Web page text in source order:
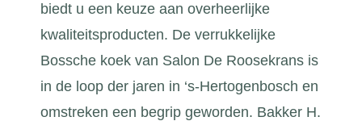
biedt u een keuze aan overheerlijke
kwaliteitsproducten. De verrukkelijke
Bossche koek van Salon De Roosekrans is
in de loop der jaren in ‘s-Hertogenbosch en
omstreken een begrip geworden. Bakker H.